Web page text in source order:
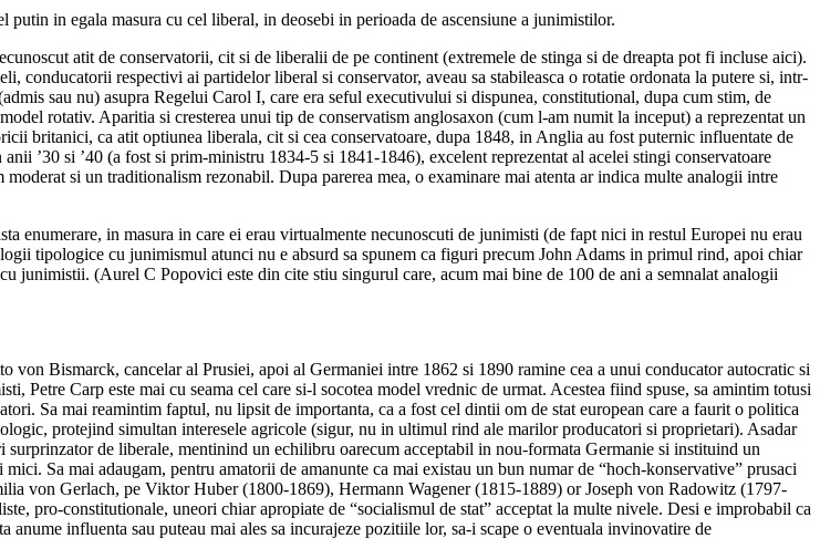
in egala masura cu cel liberal, in deosebi in perioada de ascensiune a junimistilor.
atit de conservatorii, cit si de liberalii de pe continent (extremele de stinga si de dreapta pot fi incluse aici).
conducatorii respectivi ai partidelor liberal si conservator, aveau sa stabileasca o rotatie ordonata la putere si, intr-
sau nu) asupra Regelui Carol I, care era seful executivului si dispunea, constitutional, dupa cum stim, de
rotativ. Aparitia si cresterea unui tip de conservatism anglosaxon (cum l-am numit la inceput) a reprezentat un
britanici, ca atit optiunea liberala, cit si cea conservatoare, dupa 1848, in Anglia au fost puternic influentate de
’30 si ’40 (a fost si prim-ministru 1834-5 si 1841-1846), excelent reprezentat al acelei stingi conservatoare
si un traditionalism rezonabil. Dupa parerea mea, o examinare mai atenta ar indica multe analogii intre
enumerare, in masura in care ei erau virtualmente necunoscuti de junimisti (de fapt nici in restul Europei nu erau
tipologice cu junimismul atunci nu e absurd sa spunem ca figuri precum John Adams in primul rind, apoi chiar
junimistii. (Aurel C Popovici este din cite stiu singurul care, acum mai bine de 100 de ani a semnalat analogii
von Bismarck, cancelar al Prusiei, apoi al Germaniei intre 1862 si 1890 ramine cea a unui conducator autocratic si
Petre Carp este mai cu seama cel care si-l socotea model vrednic de urmat. Acestea fiind spuse, sa amintim totusi
Sa mai reamintim faptul, nu lipsit de importanta, ca a fost cel dintii om de stat european care a faurit o politica
protejind simultan interesele agricole (sigur, nu in ultimul rind ale marilor producatori si proprietari). Asadar
de liberale, mentinind un echilibru oarecum acceptabil in nou-formata Germanie si instituind un
Sa mai adaugam, pentru amatorii de amanunte ca mai existau un bun numar de “hoch-konservative” prusaci
von Gerlach, pe Viktor Huber (1800-1869), Hermann Wagener (1815-1889) or Joseph von Radowitz (1797-
pro-constitutionale, uneori chiar apropiate de “socialismul de stat” acceptat la multe nivele. Desi e improbabil ca
influenta sau puteau mai ales sa incurajeze pozitiile lor, sa-i scape o eventuala invinovatire de